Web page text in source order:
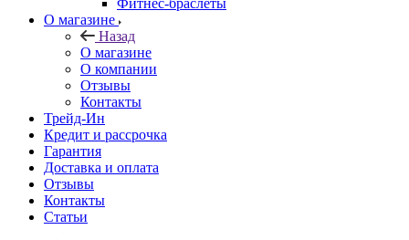
Фитнес-браслеты
О магазине
Назад
О магазине
О компании
Отзывы
Контакты
Трейд-Ин
Кредит и рассрочка
Гарантия
Доставка и оплата
Отзывы
Контакты
Статьи